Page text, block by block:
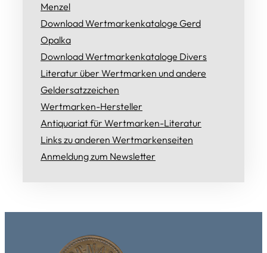
Menzel
Download Wertmarkenkataloge Gerd
Opalka
Download Wertmarkenkataloge Divers
Literatur über Wertmarken und andere
Geldersatzzeichen
Wertmarken-Hersteller
Antiquariat für Wertmarken-Literatur
Links zu anderen Wertmarkenseiten
Anmeldung zum Newsletter